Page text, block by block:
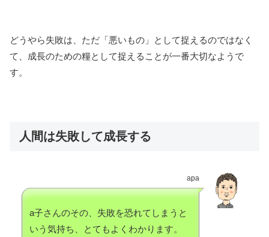
どうやら失敗は、ただ「悪いもの」として捉えるのではなく
て、成長のための糧として捉えることが一番大切なようで
す。
人間は失敗して成長する
apa
a子さんのその、失敗を恐れてしまうと
いう気持ち、とてもよくわかります。